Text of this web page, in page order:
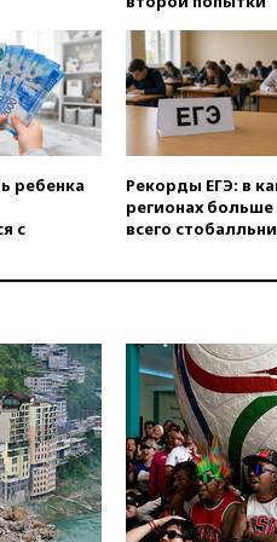
ребенка
с
Рекорды ЕГЭ: в
регионах больше
всего